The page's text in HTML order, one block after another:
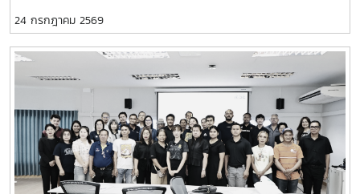
และภาคปฏิบัติ ตั้งแต่ชีววิทยาและวงจรชีวิตของปูม้า การเพาะเลี้ยง
การจัดการทรัพยากรสัตว์น้ำ ตลอดจนแนวทางการอนุรักษ์และการ
ฟื้นฟูทรัพยากรปูม้าในพื้นที่ชายฝั่งนักศึกษาจะได้ลงพื้นที่ปฏิบัติ
งานจริง ร่วมศึกษาวิจัยและทำกิจกรรมบริการวิชาการกับชุมชน
ภาคีเครือข่าย และหน่วยงานที่เกี่ยวข้อง เพื่อแลกเปลี่ยนองค์ความ
รู้และร่วมกันพัฒนาแนวทางการอนุรักษ์ทรัพยากรทางทะเล อัน
เป็นการสร้างประสบการณ์การเรียนรู้จากสถานการณ์จริง พร้อม
ปลูกฝังความรับผิดชอบต่อสังคมและสิ่งแวดล้อม
24 กรกฎาคม 2569